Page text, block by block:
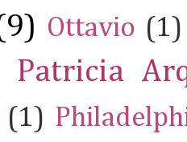
Ottavio (1)
Patricia
(1)